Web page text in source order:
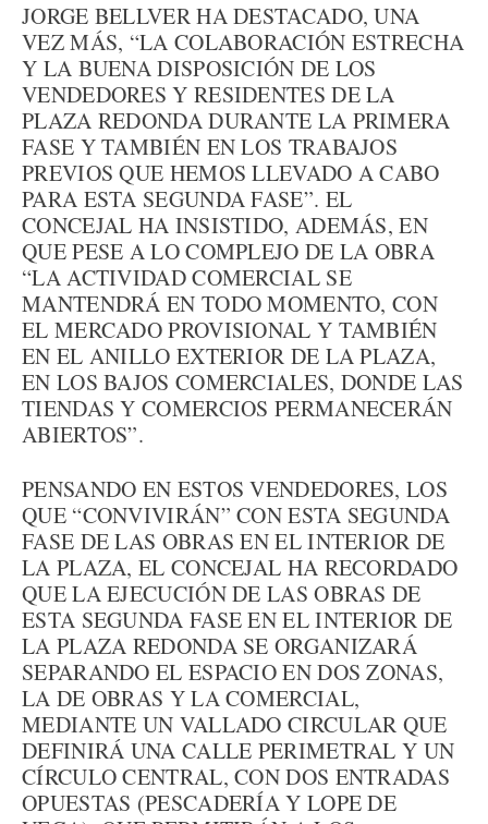
JORGE BELLVER HA DESTACADO, UNA
VEZ MÁS, “LA COLABORACIÓN ESTRECHA
Y LA BUENA DISPOSICIÓN DE LOS
VENDEDORES Y RESIDENTES DE LA
PLAZA REDONDA DURANTE LA PRIMERA
FASE Y TAMBIÉN EN LOS TRABAJOS
PREVIOS QUE HEMOS LLEVADO A CABO
PARA ESTA SEGUNDA FASE”. EL
CONCEJAL HA INSISTIDO, ADEMÁS, EN
QUE PESE A LO COMPLEJO DE LA OBRA
“LA ACTIVIDAD COMERCIAL SE
MANTENDRÁ EN TODO MOMENTO, CON
EL MERCADO PROVISIONAL Y TAMBIÉN
EN EL ANILLO EXTERIOR DE LA PLAZA,
EN LOS BAJOS COMERCIALES, DONDE LAS
TIENDAS Y COMERCIOS PERMANECERÁN
ABIERTOS”.
PENSANDO EN ESTOS VENDEDORES, LOS
QUE “CONVIVIRÁN” CON ESTA SEGUNDA
FASE DE LAS OBRAS EN EL INTERIOR DE
LA PLAZA, EL CONCEJAL HA RECORDADO
QUE LA EJECUCIÓN DE LAS OBRAS DE
ESTA SEGUNDA FASE EN EL INTERIOR DE
LA PLAZA REDONDA SE ORGANIZARÁ
SEPARANDO EL ESPACIO EN DOS ZONAS,
LA DE OBRAS Y LA COMERCIAL,
MEDIANTE UN VALLADO CIRCULAR QUE
DEFINIRÁ UNA CALLE PERIMETRAL Y UN
CÍRCULO CENTRAL, CON DOS ENTRADAS
OPUESTAS (PESCADERÍA Y LOPE DE